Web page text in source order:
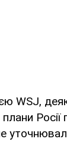
WSJ,
Росії